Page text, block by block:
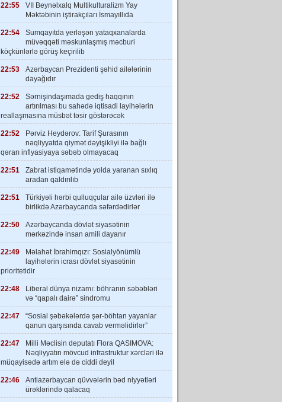
22:55
VII Beynəlxalq Multikulturalizm Yay
Məktəbinin iştirakçıları İsmayıllıda
22:54
Sumqayıtda yerləşən yataqxanalarda
müvəqqəti məskunlaşmış məcburi
köçkünlərlə görüş keçirilib
22:53
Azərbaycan Prezidenti şəhid ailələrinin
dayağıdır
22:52
Sərnişindaşımada gediş haqqının
artırılması bu sahədə iqtisadi layihələrin
reallaşmasına müsbət təsir göstərəcək
22:52
Pərviz Heydərov: Tarif Şurasının
nəqliyyatda qiymət dəyişikliyi ilə bağlı
qərarı inflyasiyaya səbəb olmayacaq
22:51
Zabrat istiqamətində yolda yaranan sıxlıq
aradan qaldırılıb
22:51
Türkiyəli hərbi qulluqçular ailə üzvləri ilə
birlikdə Azərbaycanda səfərdədirlər
22:50
Azərbaycanda dövlət siyasətinin
mərkəzində insan amili dayanır
22:49
Məlahət İbrahimqızı: Sosialyönümlü
layihələrin icrası dövlət siyasətinin
prioritetidir
22:48
Liberal dünya nizamı: böhranın səbəbləri
və “qapalı dairə” sindromu
22:47
“Sosial şəbəkələrdə şər-böhtan yayanlar
qanun qarşısında cavab verməlidirlər”
22:47
Milli Məclisin deputatı Flora QASIMOVA:
Nəqliyyatın mövcud infrastruktur xərcləri ilə
müqayisədə artım elə də ciddi deyil
22:46
Antiazərbaycan qüvvələrin bəd niyyətləri
ürəklərində qalacaq